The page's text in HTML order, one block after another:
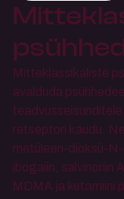
Mitteklassikaliste
avalduda
retseptori kaudu.
metüleen-dioksü-
ibogaiin, salvinoriin
MDMA ja ketamiini